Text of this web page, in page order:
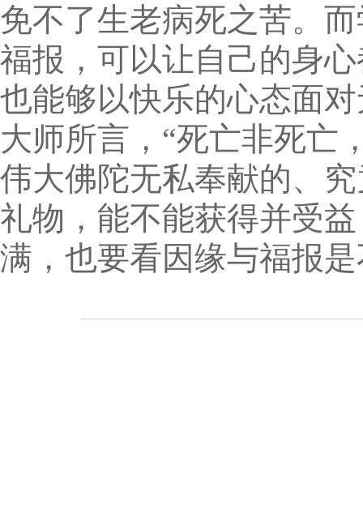
免不了生老病死之苦。
福报，可以让自己的身
也能够以快乐的心态面
大师所言，“死亡非死亡
伟大佛陀无私奉献的、
礼物，能不能获得并受
满，也要看因缘与福报